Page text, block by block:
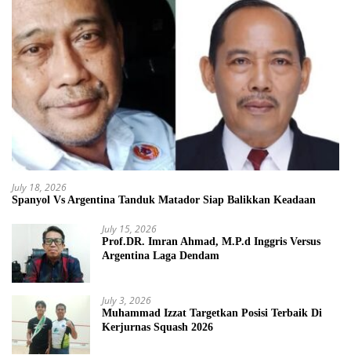
July 18, 2026
Spanyol Vs Argentina Tanduk Matador Siap Balikkan Keadaan
July 15, 2026
Prof.DR. Imran Ahmad, M.P.d Inggris Versus
Argentina Laga Dendam
July 3, 2026
Muhammad Izzat Targetkan Posisi Terbaik Di
Kerjurnas Squash 2026